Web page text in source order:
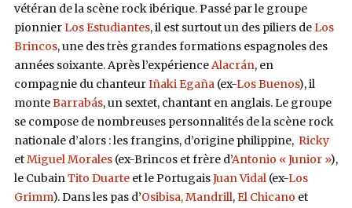
vétéran de la scène rock ibérique. Passé par le groupe
pionnierLos Estudiantes, il est surtout un des piliers deLos
Brincos, une des très grandes formations espagnoles des
années soixante. Après l’expérienceAlacrán, en
compagnie du chanteurIñaki Egaña(ex-Los Buenos), il
monteBarrabás, un sextet, chantant en anglais. Le groupe
se compose de nombreuses personnalités de la scène rock
nationale d’alors : les frangins, d’origine philippine, Ricky
etMiguel Morales(ex-Brincos et frère d’Antonio « Junior »),
le CubainTito Duarteet le PortugaisJuan Vidal(ex-Los
Grimm). Dans les pas d’Osibisa,Mandrill,El Chicano et